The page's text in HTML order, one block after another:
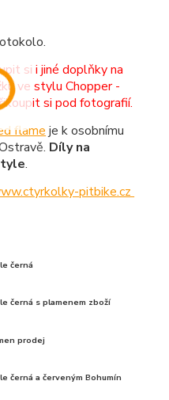
si i jiné doplňky na
ve stylu Chopper -
si pod fotografií.
flame je k osobnímu
Díly na
.
pitbike.cz
černá
černá s plamenem zboží
prodej
černá a červeným Bohumín